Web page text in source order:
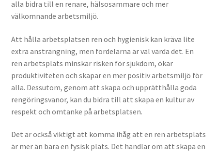
alla bidra till en renare, hälsosammare och mer
välkomnande arbetsmiljö.
Att hålla arbetsplatsen ren och hygienisk kan kräva lite
extra ansträngning, men fördelarna är väl värda det. En
ren arbetsplats minskar risken för sjukdom, ökar
produktiviteten och skapar en mer positiv arbetsmiljö för
alla. Dessutom, genom att skapa och upprätthålla goda
rengöringsvanor, kan du bidra till att skapa en kultur av
respekt och omtanke på arbetsplatsen.
Det är också viktigt att komma ihåg att en ren arbetsplats
är mer än bara en fysisk plats. Det handlar om att skapa en